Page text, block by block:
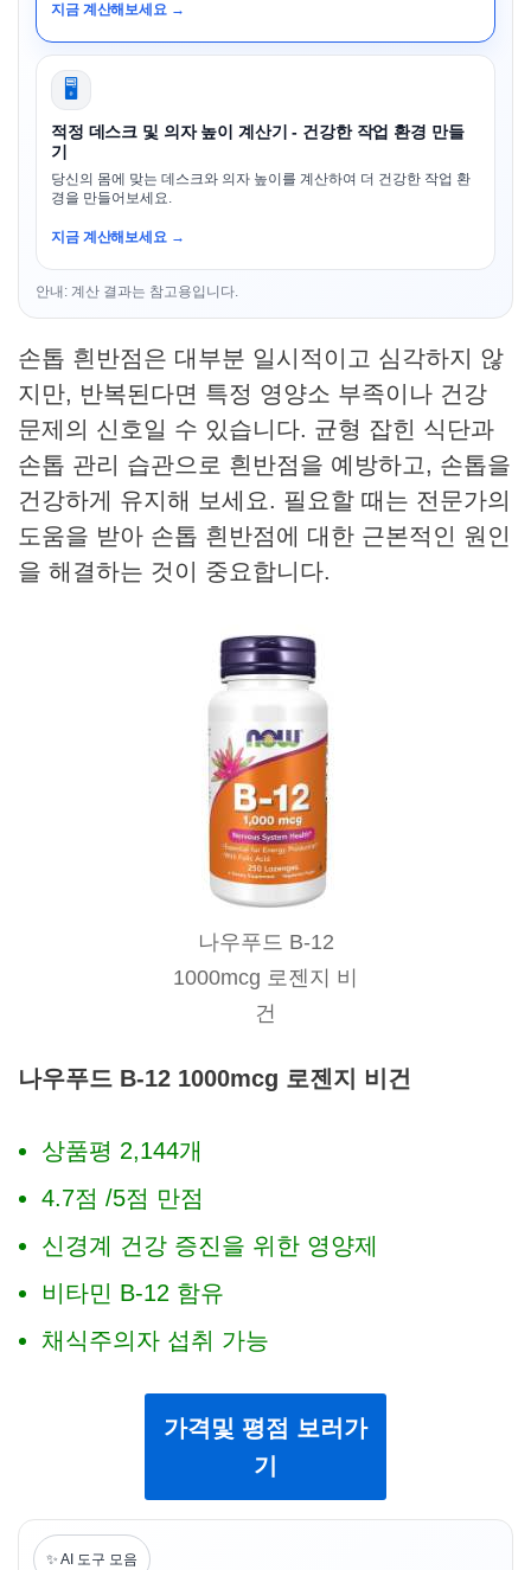
지금 계산해보세요 →
🖥️
적정 데스크 및 의자 높이 계산기 - 건강한 작업 환경 만들
기
당신의 몸에 맞는 데스크와 의자 높이를 계산하여 더 건강한 작업 환
경을 만들어보세요.
지금 계산해보세요 →
안내: 계산 결과는 참고용입니다.
손톱 흰반점은 대부분 일시적이고 심각하지 않
지만, 반복된다면 특정 영양소 부족이나 건강
문제의 신호일 수 있습니다. 균형 잡힌 식단과
손톱 관리 습관으로 흰반점을 예방하고, 손톱을
건강하게 유지해 보세요. 필요할 때는 전문가의
도움을 받아 손톱 흰반점에 대한 근본적인 원인
을 해결하는 것이 중요합니다.
나우푸드 B-12
1000mcg 로젠지 비
건
나우푸드 B-12 1000mcg 로젠지 비건
상품평 2,144개
4.7점 /5점 만점
신경계 건강 증진을 위한 영양제
비타민 B-12 함유
채식주의자 섭취 가능
가격및 평점 보러가
기
✨ AI 도구 모음